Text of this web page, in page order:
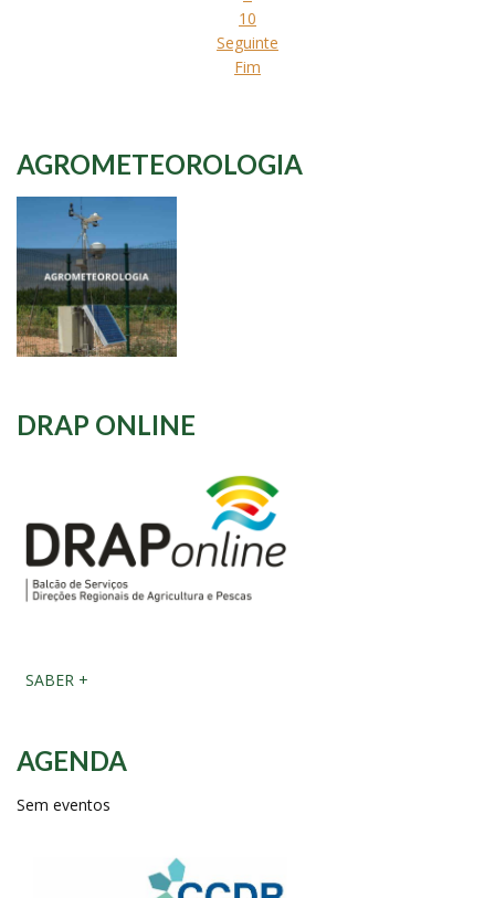
10
Seguinte
Fim
AGROMETEOROLOGIA
DRAP ONLINE
SABER +
AGENDA
Sem eventos